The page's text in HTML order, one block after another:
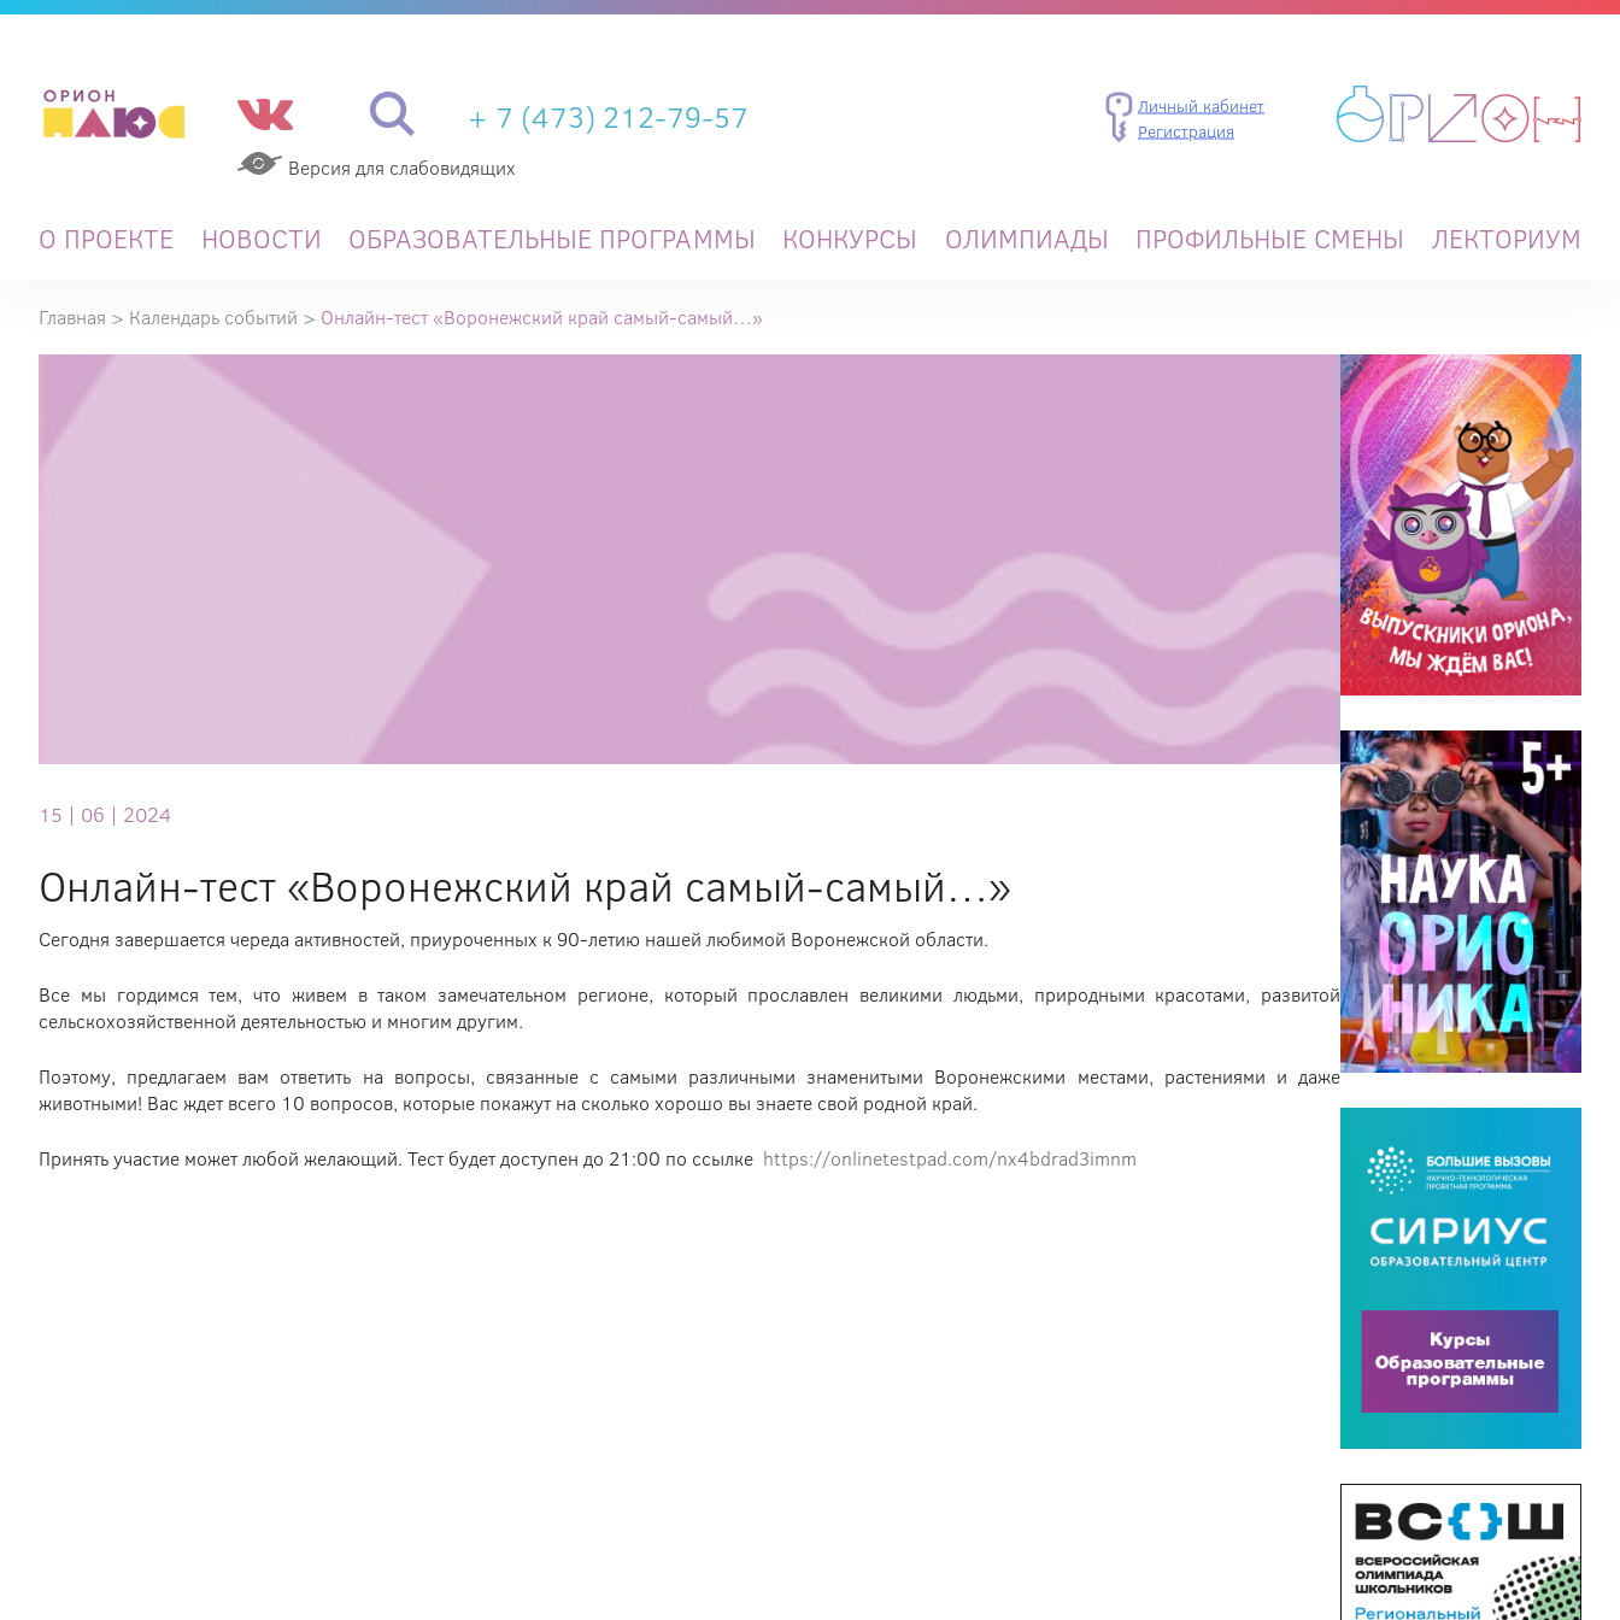
Версия для слабовидящих
+ 7 (473) 212-79-57
Личный кабинет
Регистрация
О ПРОЕКТЕ НОВОСТИ ОБРАЗОВАТЕЛЬНЫЕ ПРОГРАММЫ КОНКУРСЫ ОЛИМПИАДЫ ПРОФИЛЬНЫЕ СМЕНЫ ЛЕКТОРИУМ
Главная > Календарь событий > Онлайн-тест «Воронежский край самый-самый…»
Онлайн-
тест
15 | 06 | 2024
Онлайн-тест «Воронежский край самый-самый…»
Сегодня завершается череда активностей, приуроченных к 90-летию нашей любимой Воронежской области.
Все мы гордимся тем, что живем в таком замечательном регионе, который прославлен великими людьми, природными красотами, развитой
сельскохозяйственной деятельностью и многим другим.
Поэтому, предлагаем вам ответить на вопросы, связанные с самыми различными знаменитыми Воронежскими местами, растениями и даже
животными! Вас ждет всего 10 вопросов, которые покажут на сколько хорошо вы знаете свой родной край.
Принять участие может любой желающий. Тест будет доступен до 21:00 по ссылке https://onlinetestpad.com/nx4bdrad3imnm